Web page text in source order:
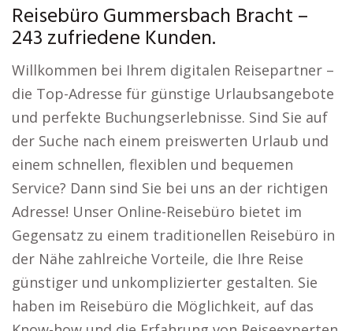
Reisebüro Gummersbach Bracht –
243 zufriedene Kunden.
Willkommen bei Ihrem digitalen Reisepartner –
die Top-Adresse für günstige Urlaubsangebote
und perfekte Buchungserlebnisse. Sind Sie auf
der Suche nach einem preiswerten Urlaub und
einem schnellen, flexiblen und bequemen
Service? Dann sind Sie bei uns an der richtigen
Adresse! Unser Online-Reisebüro bietet im
Gegensatz zu einem traditionellen Reisebüro in
der Nähe zahlreiche Vorteile, die Ihre Reise
günstiger und unkomplizierter gestalten. Sie
haben im Reisebüro die Möglichkeit, auf das